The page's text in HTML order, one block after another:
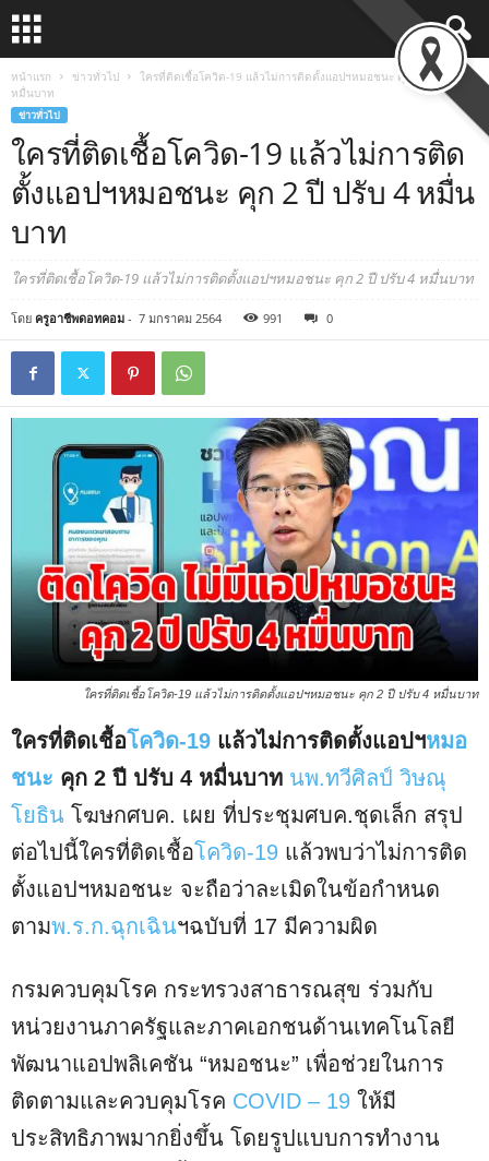
หน้าแรก ข่าวทั่วไป
ใครที่ติดเชื้อโควิด-19 แล้วไม่การติดตั้งแอปฯหมอชนะ คุก 2 ปี ปรับ 4
หมื่นบาท
ข่าวทั่วไป
ใครที่ติดเชื้อโควิด-19 แล้วไม่การติด
ตั้งแอปฯหมอชนะ คุก 2 ปี ปรับ 4 หมื่น
บาท
ใครที่ติดเชื้อโควิด-19 แล้วไม่การติดตั้งแอปฯหมอชนะ คุก 2 ปี ปรับ 4 หมื่นบาท
โดย ครูอาชีพดอทคอม - 7 มกราคม 2564 991 0
ใครที่ติดเชื้อโควิด-19 แล้วไม่การติดตั้งแอปฯหมอชนะ คุก 2 ปี ปรับ 4 หมื่นบาท
ใครที่ติดเชื้อโควิด-19 แล้วไม่การติดตั้งแอปฯหมอ
ชนะ คุก 2 ปี ปรับ 4 หมื่นบาท นพ.ทวีศิลป์ วิษณุ
โยธิน โฆษกศบค. เผย ที่ประชุมศบค.ชุดเล็ก สรุป
ต่อไปนี้ใครที่ติดเชื้อโควิด-19 แล้วพบว่าไม่การติด
ตั้งแอปฯหมอชนะ จะถือว่าละเมิดในข้อกำหนด
ตามพ.ร.ก.ฉุกเฉินฯฉบับที่ 17 มีความผิด
กรมควบคุมโรค กระทรวงสาธารณสุข ร่วมกับ
หน่วยงานภาครัฐและภาคเอกชนด้านเทคโนโลยี
พัฒนาแอปพลิเคชัน “หมอชนะ” เพื่อช่วยในการ
ติดตามและควบคุมโรค COVID – 19 ให้มี
ประสิทธิภาพมากยิ่งขึ้น โดยรูปแบบการทำงาน